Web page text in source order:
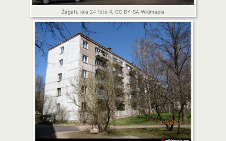
Žagatu iela 24 foto 4, CC BY-SA Wikimapia